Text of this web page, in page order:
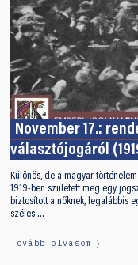
November 17.:
választójogáról
Különös, de a magyar
1919-ben született meg egy
biztosított a nőknek, legalábbis
széles …
Tovább olvasom